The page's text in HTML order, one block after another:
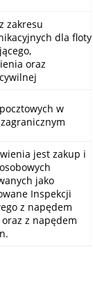
zakresu
dla floty
oraz
w
jest zakup i
jako
Inspekcji
z napędem
z napędem